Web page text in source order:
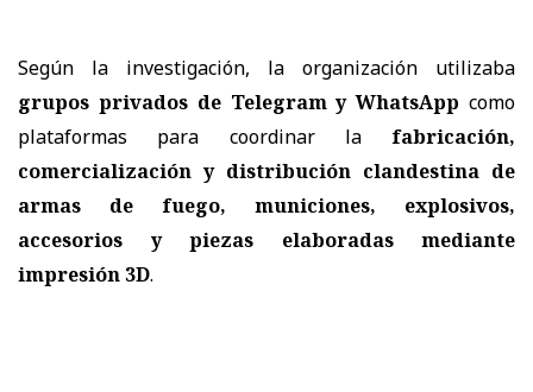
Según la investigación, la organización utilizaba
grupos privados de Telegram y WhatsApp como
plataformas para coordinar la fabricación,
comercialización y distribución clandestina de
armas de fuego, municiones, explosivos,
accesorios y piezas elaboradas mediante
impresión 3D.